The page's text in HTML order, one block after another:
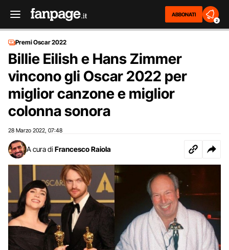
ABBONATI
2
Premi Oscar 2022
Billie Eilish e Hans Zimmer
vincono gli Oscar 2022 per
miglior canzone e miglior
colonna sonora
28 Marzo 2022 07:48
A cura di Francesco Raiola